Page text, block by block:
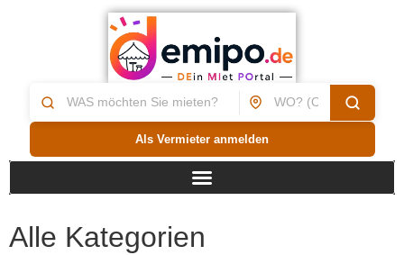
Als Vermieter anmelden
Alle Kategorien